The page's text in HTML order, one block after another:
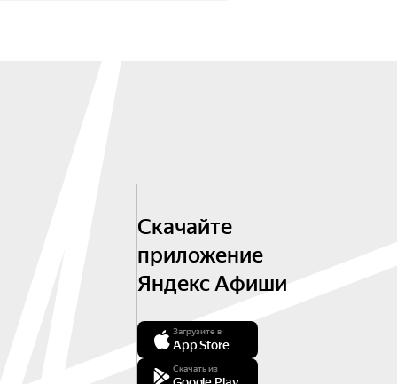
Скачайте
приложение
Яндекс Афиши
Загрузите в
App Store
Скачать из